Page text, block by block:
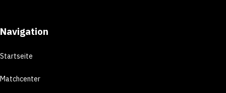
Navigation
Startseite
Matchcenter